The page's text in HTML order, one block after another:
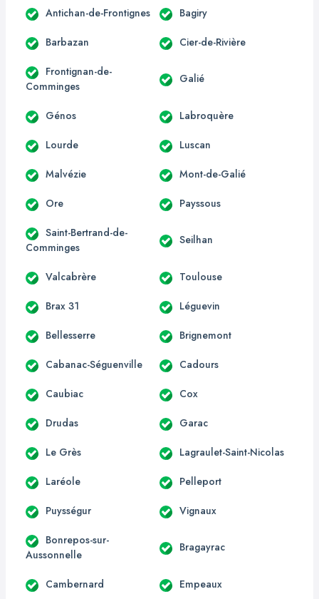
Antichan-de-Frontignes Bagiry
Barbazan Cier-de-Rivière
Frontignan-de-
Comminges
Galié
Génos Labroquère
Lourde Luscan
Malvézie Mont-de-Galié
Ore Payssous
Saint-Bertrand-de-
Comminges
Seilhan
Valcabrère Toulouse
Brax 31 Léguevin
Bellesserre Brignemont
Cabanac-Séguenville Cadours
Caubiac Cox
Drudas Garac
Le Grès Lagraulet-Saint-Nicolas
Laréole Pelleport
Puysségur Vignaux
Bonrepos-sur-
Aussonnelle
Bragayrac
Cambernard Empeaux